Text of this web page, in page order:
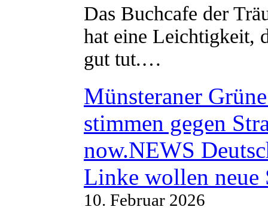
Das Buchcafe der
hat eine Leichtigkeit,
gut tut.…
Münsteraner
stimmen gegen
now.NEWS
Linke wollen neue
10. Februar 2026